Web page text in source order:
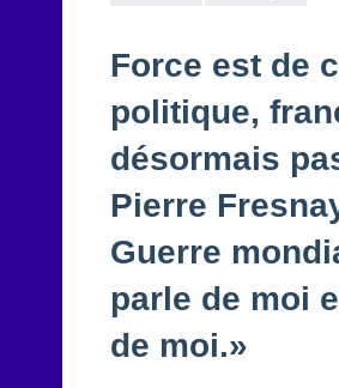
Force est de
politique,
désormais
Pierre
Guerre
parle de moi
de moi.»